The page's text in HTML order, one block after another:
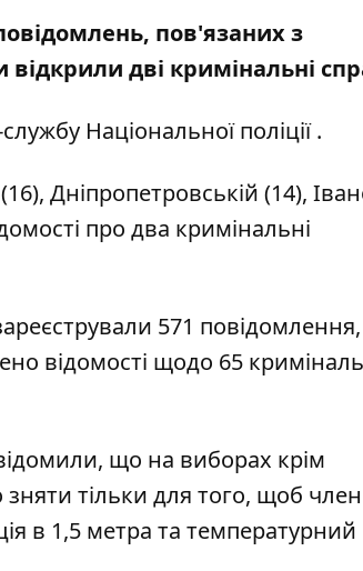
пов'язаних з
дві кримінальні
Національної поліції.
Дніпропетровській (14),
про два кримінальні
571 повідомлення,
відомості щодо 65
що на виборах крім
зняти тільки для того, щоб член
в 1,5 метра та температурний